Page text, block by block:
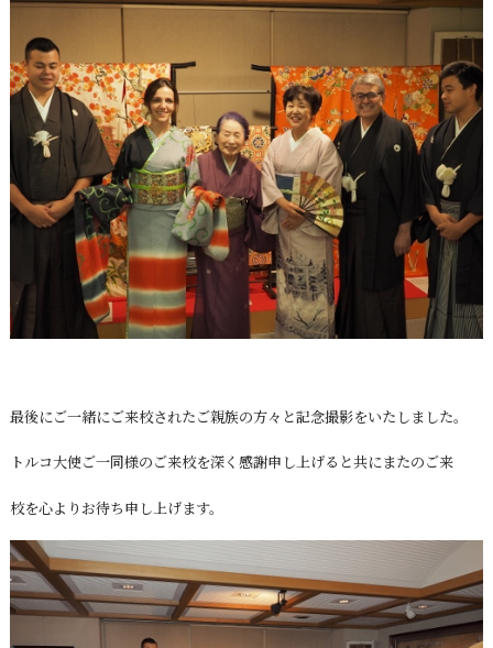
最後にご一緒にご来校されたご親族の方々と記念撮影をいたしました。
トルコ大使ご一同様のご来校を深く感謝申し上げると共にまたのご来
校を心よりお待ち申し上げます。